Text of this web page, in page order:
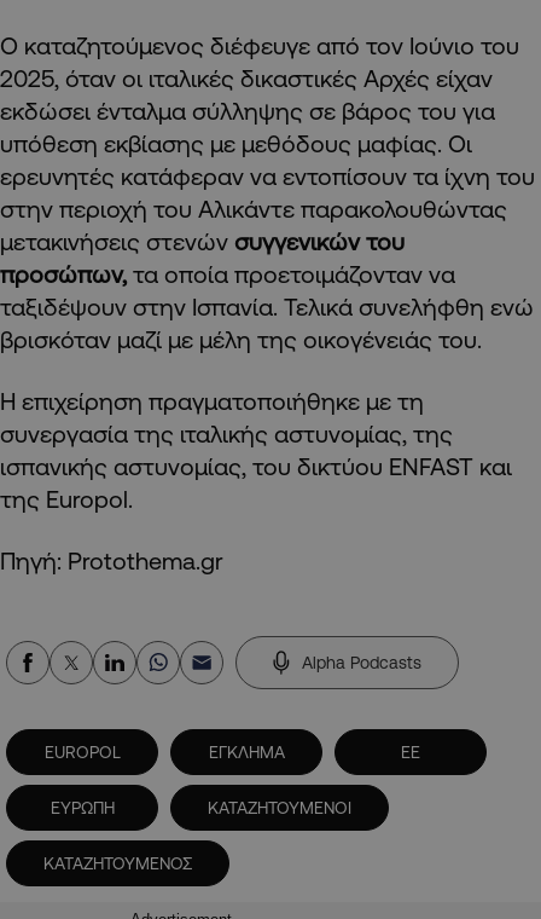
Ο καταζητούμενος διέφευγε από τον Ιούνιο του
2025, όταν οι ιταλικές δικαστικές Αρχές είχαν
εκδώσει ένταλμα σύλληψης σε βάρος του για
υπόθεση εκβίασης με μεθόδους μαφίας. Οι
ερευνητές κατάφεραν να εντοπίσουν τα ίχνη του
στην περιοχή του Αλικάντε παρακολουθώντας
μετακινήσεις στενών συγγενικών του
προσώπων, τα οποία προετοιμάζονταν να
ταξιδέψουν στην Ισπανία. Τελικά συνελήφθη ενώ
βρισκόταν μαζί με μέλη της οικογένειάς του.
Η επιχείρηση πραγματοποιήθηκε με τη
συνεργασία της ιταλικής αστυνομίας, της
ισπανικής αστυνομίας, του δικτύου ENFAST και
της Europol.
Πηγή: Protothema.gr
Alpha Podcasts
EUROPOL ΕΓΚΛΗΜΑ ΕΕ
ΕΥΡΩΠΗ ΚΑΤΑΖΗΤΟΥΜΕΝΟΙ
ΚΑΤΑΖΗΤΟΥΜΕΝΟΣ